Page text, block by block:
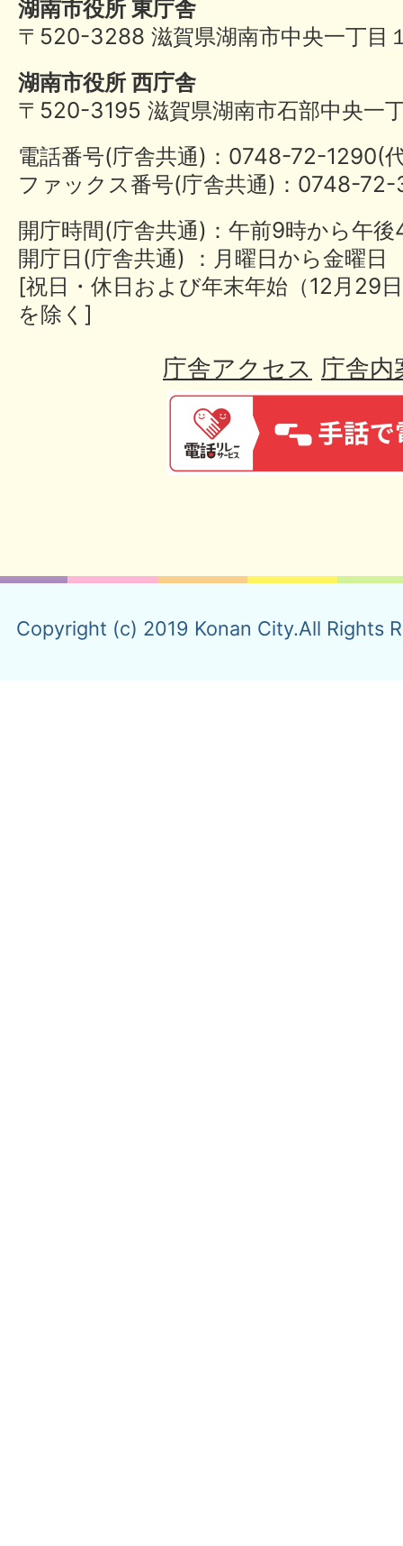
湖南市役所 東庁舎
〒520-3288 滋賀県湖南市中央一丁目
湖南市役所 西庁舎
〒520-3195 滋賀県湖南市石部中央一
電話番号(庁舎共通)：0748-72-
ファックス番号(庁舎共通)：0748-
開庁時間(庁舎共通)：午前9時から午
開庁日(庁舎共通) ：月曜日から金曜日
[祝日・休日および年末年始（12月29
を除く]
庁舎アクセス 庁舎内
Copyright (c) 2019 Konan City.All Rights